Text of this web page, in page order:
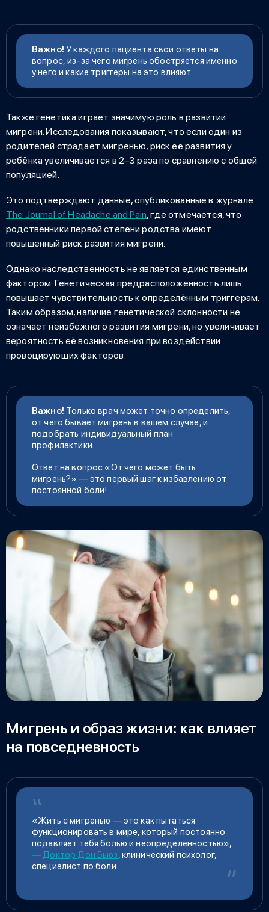
Важно! У каждого пациента свои ответы на
вопрос, из-за чего мигрень обостряется именно
у него и какие триггеры на это влияют.
Также генетика играет значимую роль в развитии
мигрени. Исследования показывают, что если один из
родителей страдает мигренью, риск её развития у
ребёнка увеличивается в 2–3 раза по сравнению с общей
популяцией.
Это подтверждают данные, опубликованные в журнале
The Journal of Headache and Pain, где отмечается, что
родственники первой степени родства имеют
повышенный риск развития мигрени.
Однако наследственность не является единственным
фактором. Генетическая предрасположенность лишь
повышает чувствительность к определённым триггерам.
Таким образом, наличие генетической склонности не
означает неизбежного развития мигрени, но увеличивает
вероятность её возникновения при воздействии
провоцирующих факторов.
Важно! Только врач может точно определить,
от чего бывает мигреньв вашем случае, и
подобрать индивидуальный план
профилактики.
Ответ на вопрос «От чего может быть
мигрень?» — это первый шаг к избавлению от
постоянной боли!
Мигрень и образ жизни: как влияет
на повседневность
«Жить с мигренью — это как пытаться
функционировать в мире, который постоянно
подавляет тебя болью и неопределённостью»,
— Доктор Дон Бьюз, клинический психолог,
специалист по боли.